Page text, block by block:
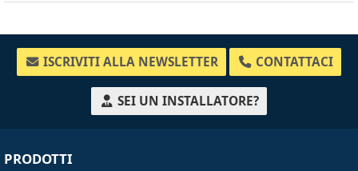
ISCRIVITI ALLA NEWSLETTER CONTATTACI
SEI UN INSTALLATORE?
PRODOTTI